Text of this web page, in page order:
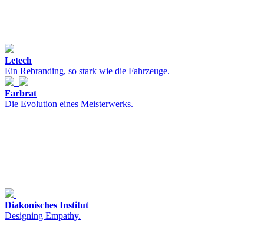
Letech
Ein Rebranding, so stark wie die Fahrzeuge.
Farbrat
Die Evolution eines Meisterwerks.
Diakonisches Institut
Designing Empathy.